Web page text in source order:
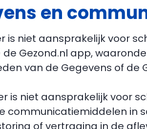
en
is niet aansprakelijk voor
Gezond.nl app,
van de Gegevens of de
is niet aansprakelijk voor
communicatiemiddelen in
of vertraging in de